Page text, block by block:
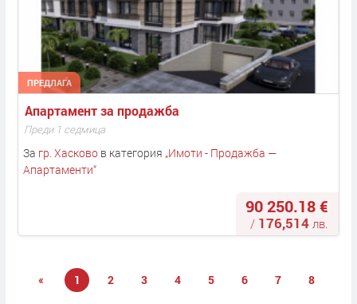
ПРЕДЛАГА
Апартамент за продажба
Преди 1 седмица
За гр. Хасковов категория „Имоти - Продажба —
Апартаменти“
90 250.18 €
/ 176,514 лв.
« 1 2 3 4 5 6 7 8